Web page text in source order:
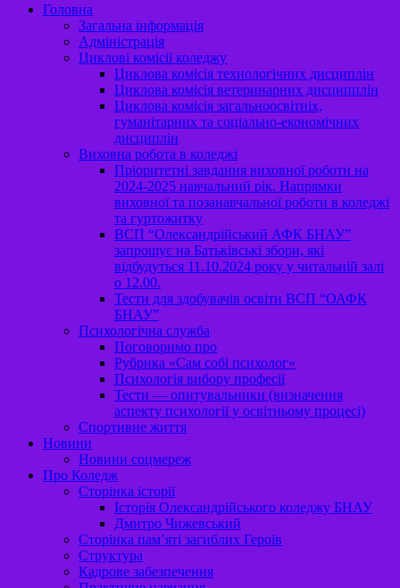
Головна
Загальна інформація
Адміністрація
Циклові комісії коледжу
Циклова комісія технологічних дисциплін
Циклова комісія ветеринарних дисципплін
Циклова комісія загальноосвітніх,
гуманітарних та соціально-економічних
дисциплін
Виховна робота в коледжі
Пріоритетні завдання виховної роботи на
2024-2025 навчальний рік. Напрямки
виховної та позанавчальної роботи в коледжі
та гуртожитку
ВСП “Олександрійський АФК БНАУ”
запрошує на Батьківські збори, які
відбудуться 11.10.2024 року у читальній залі
о 12.00.
Тести для здобувачів освіти ВСП “ОАФК
БНАУ”
Психологічна служба
Поговоримо про
Рубрика «Сам собі психолог»
Психологія вибору професії
Тести — опитувальники (визначення
аспекту психології у освітньому процесі)
Спортивне життя
Новини
Новини соцмереж
Про Коледж
Сторінка історії
Історія Олександрійського коледжу БНАУ
Дмитро Чижевський
Сторінка пам’яті загиблих Героїв
Структура
Кадрове забезпечення